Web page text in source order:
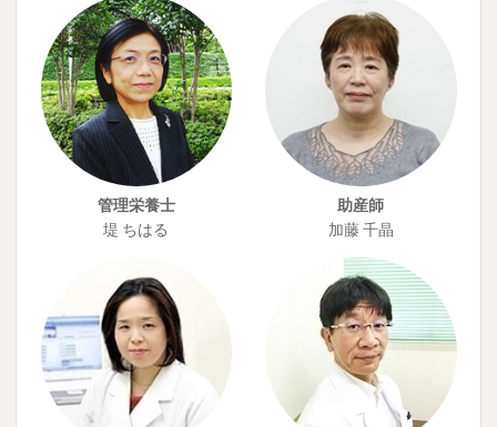
管理栄養士
堤 ちはる
助産師
加藤 千晶